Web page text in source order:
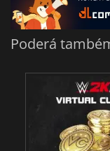
Poderá